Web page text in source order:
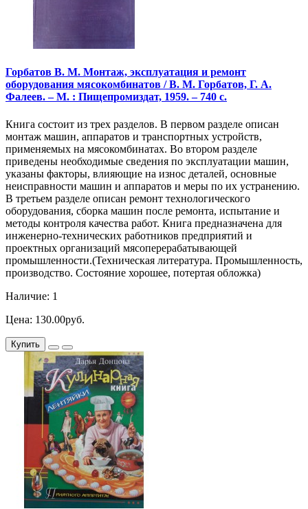
Горбатов В. М. Монтаж, эксплуатация и ремонт
оборудования мясокомбинатов / В. М. Горбатов, Г. А.
Фалеев. – М. : Пищепромиздат, 1959. – 740 с.
Книга состоит из трех разделов. В первом разделе описан
монтаж машин, аппаратов и транспортных устройств,
применяемых на мясокомбинатах. Во втором разделе
приведены необходимые сведения по эксплуатации машин,
указаны факторы, влияющие на износ деталей, основные
неисправности машин и аппаратов и меры по их устранению.
В третьем разделе описан ремонт технологического
оборудования, сборка машин после ремонта, испытание и
методы контроля качества работ. Книга предназначена для
инженерно-технических работников предприятий и
проектных организаций мясоперерабатывающей
промышленности.(Техническая литература. Промышленность,
производство. Состояние хорошее, потертая обложка)
Наличие: 1
Цена: 130.00руб.
Купить